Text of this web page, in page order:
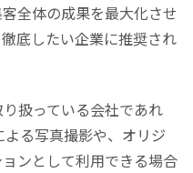
全体の成果を最大化させ
底したい企業に推奨され
扱っている会社であれ
る写真撮影や、オリジ
ンとして利用できる場合